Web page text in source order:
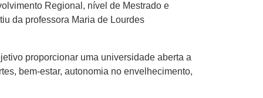
Regional, nível de Mestrado e
da professora Maria de Lourdes
proporcionar uma universidade aberta a
bem-estar, autonomia no envelhecimento,